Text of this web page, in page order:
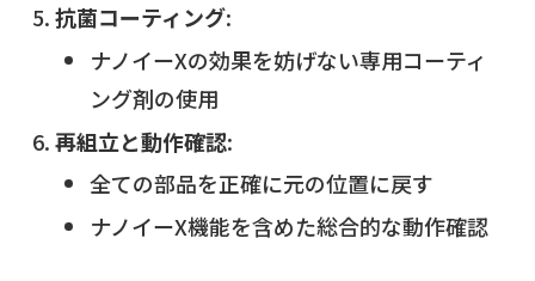
抗菌コーティング:
ナノイーXの効果を妨げない専用コーティ
ング剤の使用
再組立と動作確認:
全ての部品を正確に元の位置に戻す
ナノイーX機能を含めた総合的な動作確認